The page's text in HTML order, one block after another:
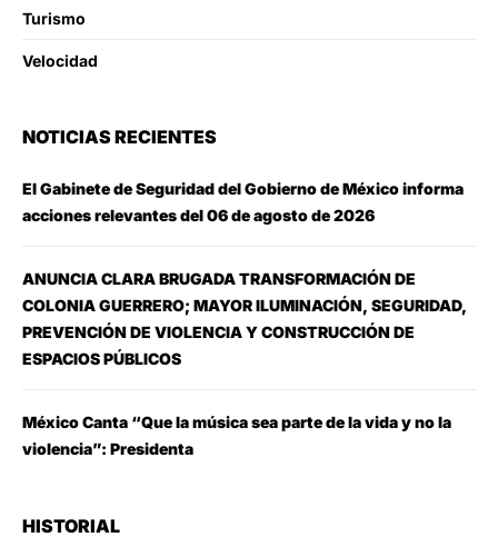
Turismo
Velocidad
NOTICIAS RECIENTES
El Gabinete de Seguridad del Gobierno de México informa
acciones relevantes del 06 de agosto de 2026
ANUNCIA CLARA BRUGADA TRANSFORMACIÓN DE
COLONIA GUERRERO; MAYOR ILUMINACIÓN, SEGURIDAD,
PREVENCIÓN DE VIOLENCIA Y CONSTRUCCIÓN DE
ESPACIOS PÚBLICOS
México Canta “Que la música sea parte de la vida y no la
violencia”: Presidenta
HISTORIAL